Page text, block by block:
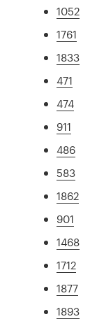
1052
1761
1833
471
474
911
486
583
1862
901
1468
1712
1877
1893